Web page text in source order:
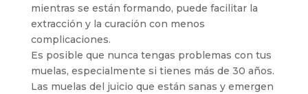
mientras se están formando, puede facilitar la
extracción y la curación con menos
complicaciones.
Es posible que nunca tengas problemas con tus
muelas, especialmente si tienes más de 30 años.
Las muelas del juicio que están sanas y emergen